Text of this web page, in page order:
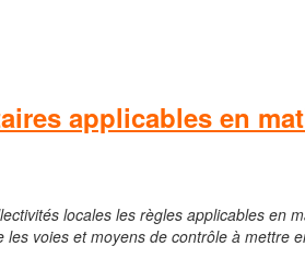
applicables en
locales les règles applicables en
voies et moyens de contrôle à mettre